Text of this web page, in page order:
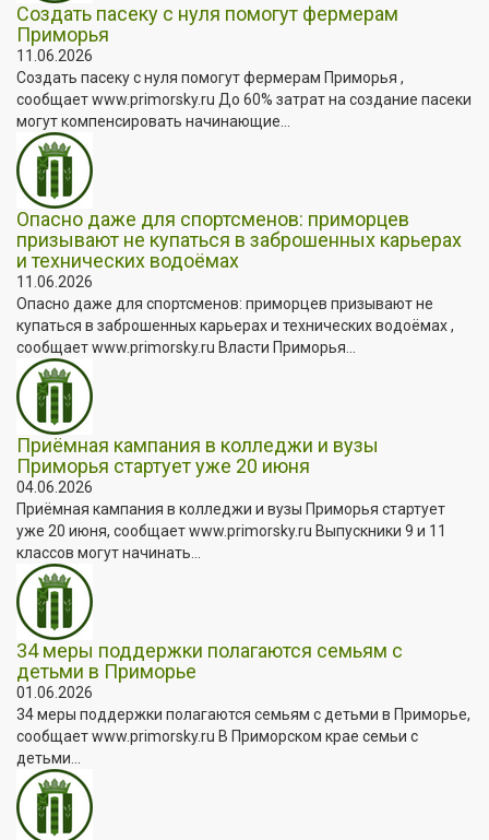
Создать пасеку с нуля помогут фермерам
Приморья
11.06.2026
Создать пасеку с нуля помогут фермерам Приморья ,
сообщает www.primorsky.ru До 60% затрат на создание пасеки
могут компенсировать начинающие...
Опасно даже для спортсменов: приморцев
призывают не купаться в заброшенных карьерах
и технических водоёмах
11.06.2026
Опасно даже для спортсменов: приморцев призывают не
купаться в заброшенных карьерах и технических водоёмах ,
сообщает www.primorsky.ru Власти Приморья...
Приёмная кампания в колледжи и вузы
Приморья стартует уже 20 июня
04.06.2026
Приёмная кампания в колледжи и вузы Приморья стартует
уже 20 июня, сообщает www.primorsky.ru Выпускники 9 и 11
классов могут начинать...
34 меры поддержки полагаются семьям с
детьми в Приморье
01.06.2026
34 меры поддержки полагаются семьям с детьми в Приморье,
сообщает www.primorsky.ru В Приморском крае семьи с
детьми...